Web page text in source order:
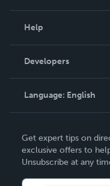
Podcast
Help
Order Lookup
Knowledge Base
Contact Support
Developers
Language: English
Deutsch
Français
Get expert tips on
exclusive offers to
Unsubscribe at any